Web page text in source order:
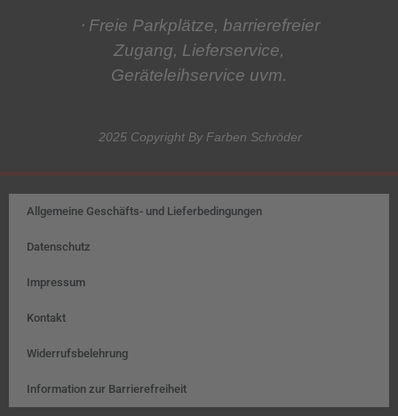
⋅ Freie Parkplätze, barrierefreier
Zugang, Lieferservice,
Geräteleihservice uvm.
2025 Copyright By Farben Schröder
Allgemeine Geschäfts- und Lieferbedingungen
Datenschutz
Impressum
Kontakt
Widerrufsbelehrung
Information zur Barrierefreiheit